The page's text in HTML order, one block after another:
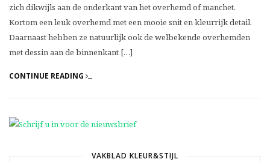
zich dikwijls aan de onderkant van het overhemd of manchet.
Kortom een leuk overhemd met een mooie snit en kleurrijk detail.
Daarnaast hebben ze natuurlijk ook de welbekende overhemden
met dessin aan de binnenkant […]
CONTINUE READING
VAKBLAD KLEUR&STIJL